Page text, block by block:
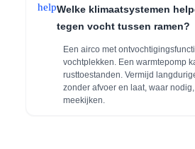
helpWelke klimaatsystemen
tegen vocht tussen ramen?
Een airco met
vochtplekken. Een warmtepomp
rusttoestanden. Vermijd
zonder afvoer en laat, waar
meekijken.